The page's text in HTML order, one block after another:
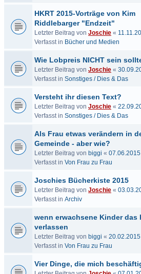
HKRT 2015-Vorträge von Kim
Riddlebarger "Endzeit"
Letzter Beitrag von Joschie «
Verfasst in Bücher und Medien
Wie Lobpreis NICHT sein
Letzter Beitrag von Joschie «
Verfasst in Sonstiges / Dies & Das
Versteht ihr diesen Text?
Letzter Beitrag von Joschie «
Verfasst in Sonstiges / Dies & Das
Als Frau etwas verändern in
Gemeinde - aber wie?
Letzter Beitrag von biggi «
Verfasst in Von Frau zu Frau
Joschies Bücherkiste 2015
Letzter Beitrag von Joschie «
Verfasst in Archiv
wenn erwachsene Kinder das
verlassen
Letzter Beitrag von biggi «
Verfasst in Von Frau zu Frau
Vier Dinge, die mich